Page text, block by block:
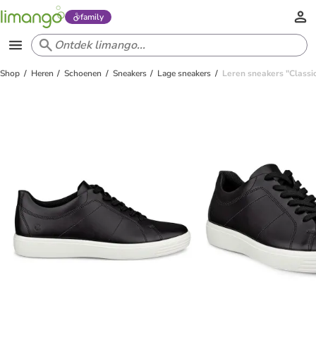
family
Shop Heren Schoenen Sneakers Lage sneakers Leren sneakers